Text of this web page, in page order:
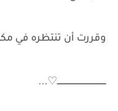
وقررت أن تنتظره في
ــــــــــــــــــــــــــــــــــــــــ⁦...♡